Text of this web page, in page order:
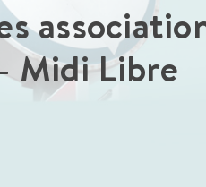
Midi Libre